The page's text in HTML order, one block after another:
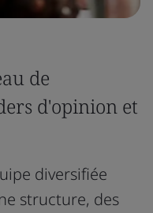
de
d'opinion et
diversifiée
structure, des